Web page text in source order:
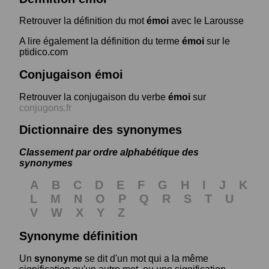
Retrouver la définition du motémoi avec le Larousse
A lire également la définition du terme émoi sur le
ptidico.com
Conjugaison émoi
Retrouver la conjugaison du verbe émoi sur
conjugons.fr
Dictionnaire des synonymes
Classement par ordre alphabétique des
synonymes
A B C D E F G H I J
K
L
M N O P Q R S T
U
V
W X Y
Z
Synonyme définition
Un synonyme se dit d'un mot qui a la même